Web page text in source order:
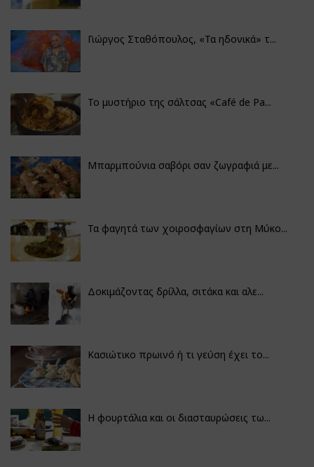
Γιώργος Σταθόπουλος, «Τα ηδονικά» τ...
Το μυστήριο της σάλτσας «Café de Pa...
Μπαρμπούνια σαβόρι σαν ζωγραφιά με...
Τα φαγητά των χοιροσφαγίων στη Μύκο...
Δοκιμάζοντας δρίλλα, σιτάκα και αλε...
Κασιώτικο πρωινό ή τι γεύση έχει το...
Η φουρτάλια και οι διασταυρώσεις τω...